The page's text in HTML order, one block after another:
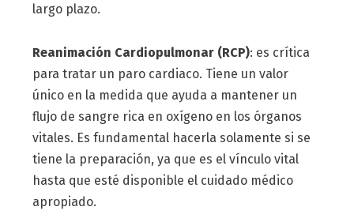
largo plazo.
Reanimación Cardiopulmonar (RCP): es crítica
para tratar un paro cardiaco. Tiene un valor
único en la medida que ayuda a mantener un
flujo de sangre rica en oxígeno en los órganos
vitales. Es fundamental hacerla solamente si se
tiene la preparación, ya que es el vínculo vital
hasta que esté disponible el cuidado médico
apropiado.